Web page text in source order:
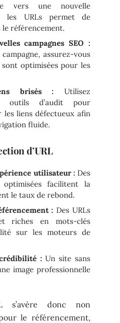
vers une nouvelle
les URLs permet de
référencement.
campagnes SEO :
assurez-vous
optimisées pour les
brisés : Utilisez
outils d’audit pour
liens défectueux afin
fluide.
d’URL
utilisateur : Des
facilitent la
le taux de rebond.
: Des URLs
riches en mots-clés
sur les moteurs de
: Un site sans
image professionnelle
s’avère donc non
le référencement,